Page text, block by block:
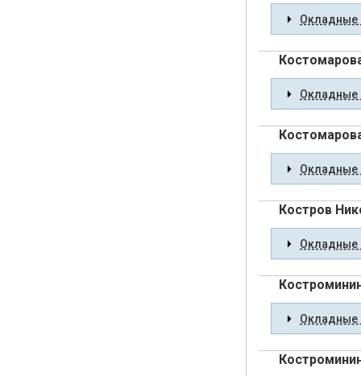
Окладные
Окладные
Окладные
Костров
Окладные
Окладные